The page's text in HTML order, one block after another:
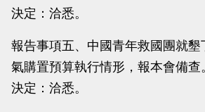
決定：洽悉。
報告事項五、中國青年救國團就
氣購置預算執行情形，報本會備查
決定：洽悉。